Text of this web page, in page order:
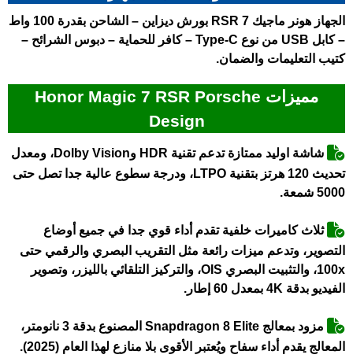
الجهاز هونر ماجيك 7 RSR بورش ديزاين – الشاحن بقدرة 100 واط
– كابل USB من نوع Type-C – كافر للحماية – دبوس الشرائح –
كتيب التعليمات والضمان.
مميزات Honor Magic 7 RSR Porsche
Design
شاشة اوليد ممتازة تدعم تقنية HDR وDolby Vision، ومعدل
تحديث 120 هرتز بتقنية LTPO، ودرجة سطوع عالية جدا تصل حتى
5000 شمعة.
ثلاث كاميرات خلفية تقدم أداء قوي جدا في جميع أوضاع
التصوير، وتدعم ميزات رائعة مثل التقريب البصري والرقمي حتى
100x، والتثبيت البصري OIS، والتركيز التلقائي بالليزر، وتصوير
الفيديو بدقة 4K بمعدل 60 إطار.
مزود بمعالج Snapdragon 8 Elite المصنوع بدقة 3 نانومتر،
المعالج يقدم أداء سفاح ويُعتبر الأقوى بلا منازع لهذا العام (2025).